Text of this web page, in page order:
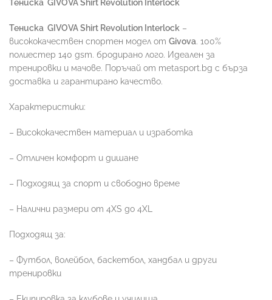
Тениска GIVOVA Shirt Revolution Interlock
Тениска GIVOVA Shirt Revolution Interlock –
висококачествен спортен модел от Givova. 100%
полиестер 140 gsm. бродирано лого. Идеален за
тренировки и мачове. Поръчай от metasport.bg с бърза
доставка и гарантирано качество.
Характеристики:
– Висококачествен материал и изработка
– Отличен комфорт и дишане
– Подходящ за спорт и свободно време
– Налични размери от 4XS до 4XL
Подходящ за:
– Футбол, волейбол, баскетбол, хандбал и други
тренировки